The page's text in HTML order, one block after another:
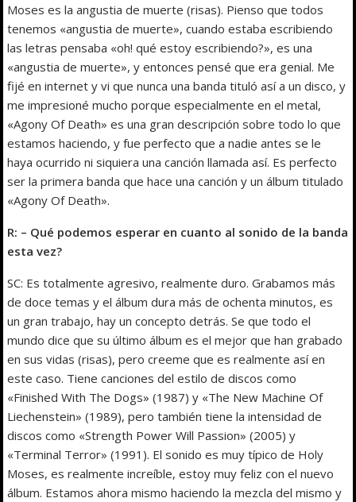
Moses es la angustia de muerte (risas). Pienso que todos
tenemos «angustia de muerte», cuando estaba escribiendo
las letras pensaba «oh! qué estoy escribiendo?», es una
«angustia de muerte», y entonces pensé que era genial. Me
fijé en internet y vi que nunca una banda tituló así a un disco, y
me impresioné mucho porque especialmente en el metal,
«Agony Of Death» es una gran descripción sobre todo lo que
estamos haciendo, y fue perfecto que a nadie antes se le
haya ocurrido ni siquiera una canción llamada así. Es perfecto
ser la primera banda que hace una canción y un álbum titulado
«Agony Of Death».
R: – Qué podemos esperar en cuanto al sonido de la banda
esta vez?
SC: Es totalmente agresivo, realmente duro. Grabamos más
de doce temas y el álbum dura más de ochenta minutos, es
un gran trabajo, hay un concepto detrás. Se que todo el
mundo dice que su último álbum es el mejor que han grabado
en sus vidas (risas), pero creeme que es realmente así en
este caso. Tiene canciones del estilo de discos como
«Finished With The Dogs» (1987) y «The New Machine Of
Liechenstein» (1989), pero también tiene la intensidad de
discos como «Strength Power Will Passion» (2005) y
«Terminal Terror» (1991). El sonido es muy típico de Holy
Moses, es realmente increíble, estoy muy feliz con el nuevo
álbum. Estamos ahora mismo haciendo la mezcla del mismo y